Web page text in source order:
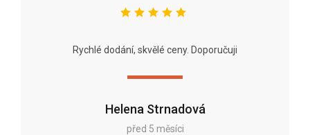
Helena Strnadová
před 5 měsíci
Rychlé dodání, skvělé ceny. Doporučuji